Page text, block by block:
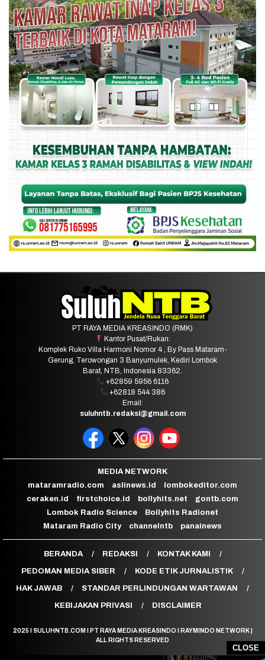
CLOSE
PT RAYA MEDIA KREASINDO (RMK)
Kantor Pusat/Rukan:
Komplek Ruko Villa Harmoni Nomor 4 , By Pass Mataram-
Gerung, Terowongan 3 Banyumulek, Kediri Lombok
Barat, NTB, Indonesia 83362.
+62859 5956 6116
+62818 544 386
Email:
suluhntb.redaksi@gmail.com
MEDIA NETWORK
mataramradio.com
aslinews.id
lombokeditor.com
ceraken.id
firstchoice.id bollyhits.net
gontb.com
Lombok Radio Science
Bollyhits Radionet
Mataram Radio City
channelntb panainews
BERANDA REDAKSI KONTAK KAMI
PEDOMAN MEDIA SIBER KODE ETIK JURNALISTIK
HAK JAWAB STANDAR PERLINDUNGAN WARTAWAN
KEBIJAKAN PRIVASI DISCLAIMER
2025 I SULUHNTB.COM I PT RAYA MEDIA KREASINDO I RAYMINDO NETWORK |
ALL RIGHTS RESERVED